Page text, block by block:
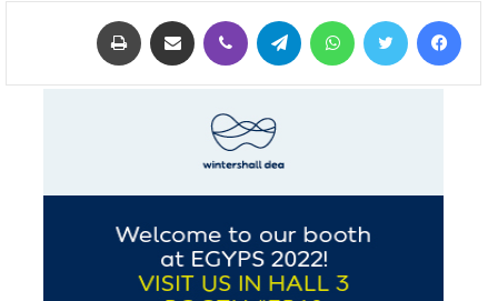
فيسبوك تويتر واتساب تيلقرام ڤايبر مشاركة عبر البريد